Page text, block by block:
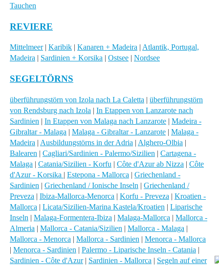
Tauchen
REVIERE
Mittelmeer| Karibik | Kanaren + Madeira | Atlantik, Portugal,
Madeira | Sardinien + Korsika | Ostsee | Nordsee
SEGELTÖRNS
überführungstörn von Izola nach La Caletta | überführungstörn
von Rendsburg nach Izola | In Etappen von Lanzarote nach
Sardinien | In Etappen von Malaga nach Lanzarote | Madeira -
Gibraltar - Malaga | Malaga - Gibraltar - Lanzarote | Malaga -
Madeira | Ausbildungstörns in der Adria | Alghero-Olbia |
Balearen | Cagliari/Sardinien - Palermo/Sizilien | Cartagena -
Malaga | Catania/Sizilien - Korfu | Côte d'Azur ab Nizza | Côte
d'Azur - Korsika | Estepona - Mallorca | Griechenland -
Sardinien | Griechenland / Ionische Inseln | Griechenland /
Preveza | Ibiza-Mallorca-Menorca | Korfu - Preveza | Kroatien -
Mallorca | Licata/Sizilien-Marina Kastela/Kroatien | Liparische
Inseln | Malaga-Formentera-Ibiza | Malaga-Mallorca | Mallorca -
Almeria | Mallorca - Catania/Sizilien | Mallorca - Malaga |
Mallorca - Menorca | Mallorca - Sardinien | Menorca - Mallorca
| Menorca - Sardinien | Palermo - Liparische Inseln - Catania |
Sardinien - Côte d'Azur| Sardinien - Mallorca | Segeln auf einer